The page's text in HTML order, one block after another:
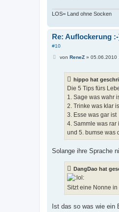
LOS= Land ohne Socken
Re: Auflockerung
#10
Bvon ReneZ» 05.06.2010
hippo hat
Die 5 Tips fürs
1. Sage was wahr
2. Trinke was klar
3. Esse was gar ist
4. Sammle was rar
und 5. bumse was
Solange ihre Sprache
DangDao hat
Sitzt eine Nonne
Ist das so was wie ein